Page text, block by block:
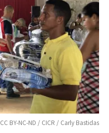
CC BY-NC-ND / CICR / Carly Bastidas